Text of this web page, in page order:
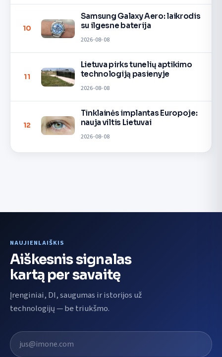
10
Samsung Galaxy Aero: laikrodis
su ilgesne baterija
2026-08-08
11
Lietuva pirks tunelių aptikimo
technologiją pasienyje
2026-08-08
12
Tinklainės implantas Europoje:
nauja viltis Lietuvai
2026-08-08
NAUJIENLAIŠKIS
Aiškesnis signalas
kartą per savaitę
Įrenginiai, DI, saugumas ir istorijos už
technologijų — be triukšmo.
El. pašto adresas